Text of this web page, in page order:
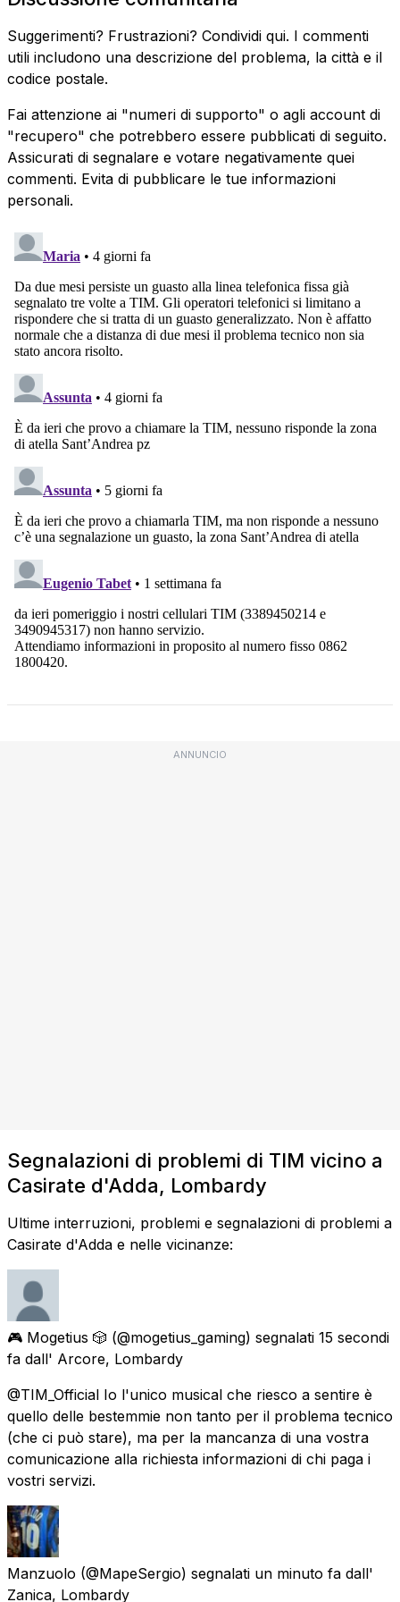
Suggerimenti? Frustrazioni? Condividi qui. I commenti
utili includono una descrizione del problema, la città e il
codice postale.
Fai attenzione ai "numeri di supporto" o agli account di
"recupero" che potrebbero essere pubblicati di seguito.
Assicurati di segnalare e votare negativamente quei
commenti. Evita di pubblicare le tue informazioni
personali.
ANNUNCIO
Segnalazioni di problemi di TIM vicino a
Casirate d'Adda, Lombardy
Ultime interruzioni, problemi e segnalazioni di problemi a
Casirate d'Adda e nelle vicinanze:
🎮 Mogetius 🎲 (@mogetius_gaming) segnalati 15 secondi
fa dall' Arcore, Lombardy
@TIM_Official Io l'unico musical che riesco a sentire è
quello delle bestemmie non tanto per il problema tecnico
(che ci può stare), ma per la mancanza di una vostra
comunicazione alla richiesta informazioni di chi paga i
vostri servizi.
Manzuolo (@MapeSergio) segnalati un minuto fa dall'
Zanica, Lombardy